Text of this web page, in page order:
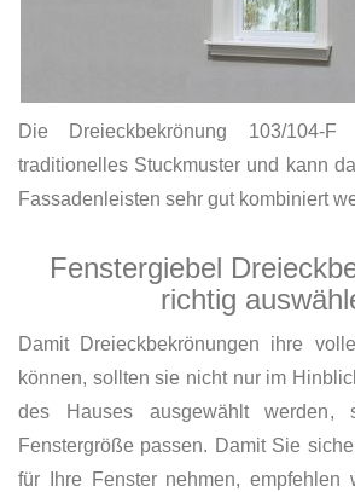
Die Dreieckbekrönung 103/104-
traditionelles Stuckmuster und kann
Fassadenleisten sehr gut kombiniert
Fenstergiebel
richtig
Damit Dreieckbekrönungen ihre
können, sollten sie nicht nur im
des Hauses ausgewählt werden,
Fenstergröße passen. Damit Sie
für Ihre Fenster nehmen, empfehlen